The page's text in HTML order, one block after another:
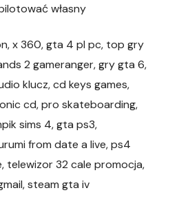
własny
x 360, gta 4 pl pc, top gry
2 gameranger, gry gta 6,
klucz, cd keys games,
cd, pro skateboarding,
sims 4, gta ps3,
from date a live, ps4
telewizor 32 cale promocja,
steam gta iv